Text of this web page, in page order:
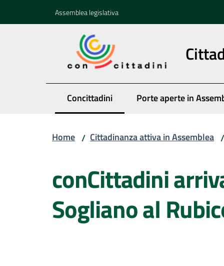
Assemblea legislativa
Concittadini
Menu selezionato Porte aperte in
Home / Cittadinanza attiva in Assemblea /
conCittadini
Sogliano al